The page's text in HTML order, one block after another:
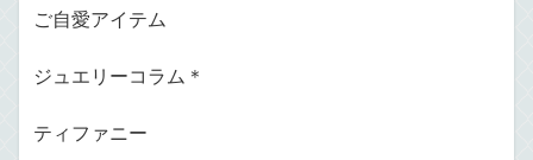
ご自愛アイテム
ジュエリーコラム＊
ティファニー